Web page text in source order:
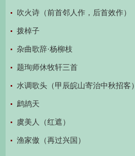
吹火诗（前首邻人作，后首效作）
拨棹子
杂曲歌辞·杨柳枝
题珣师休牧轩三首
水调歌头（甲辰皖山寄治中秋招客）
鹧鸪天
虞美人（红遮）
渔家傲（再过兴国）